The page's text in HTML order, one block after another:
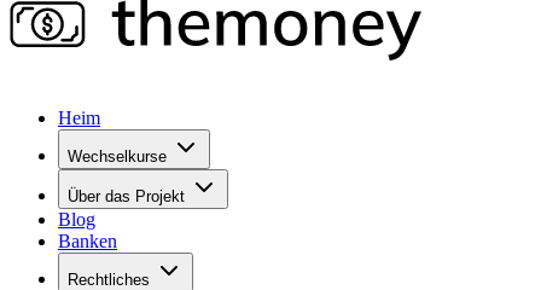
Heim
Wechselkurse
Über das Projekt
Blog
Banken
Rechtliches